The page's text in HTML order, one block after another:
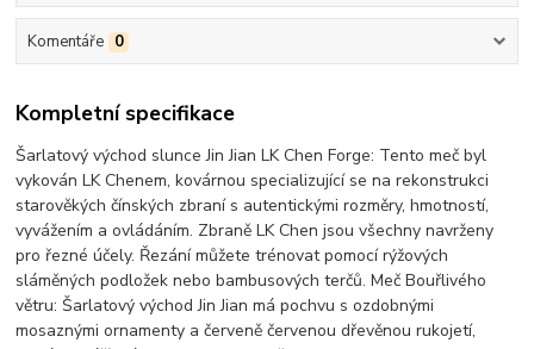
Komentáře 0
Kompletní specifikace
Šarlatový východ slunce Jin Jian LK Chen Forge: Tento meč byl
vykován LK Chenem, kovárnou specializující se na rekonstrukci
starověkých čínských zbraní s autentickými rozměry, hmotností,
vyvážením a ovládáním. Zbraně LK Chen jsou všechny navrženy
pro řezné účely. Řezání můžete trénovat pomocí rýžových
sláměných podložek nebo bambusových terčů. Meč Bouřlivého
větru: Šarlatový východ Jin Jian má pochvu s ozdobnými
mosaznými ornamenty a červeně červenou dřevěnou rukojetí,